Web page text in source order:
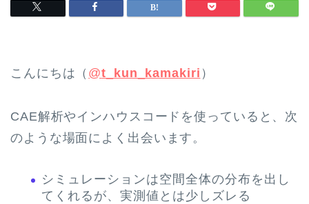
こんにちは（ @t_kun_kamakiri ）
CAE解析やインハウスコードを使っていると、次
のような場面によく出会います。
シミュレーションは空間全体の分布を出し
てくれるが、実測値とは少しズレる